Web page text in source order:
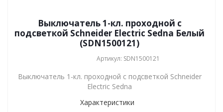
Выключатель 1-кл. проходной с
подсветкой Schneider Electric Sedna Белый
(SDN1500121)
Артикул: SDN1500121
Выключатель 1-кл. проходной с подсветкой Schneider
Electric Sedna
Характеристики